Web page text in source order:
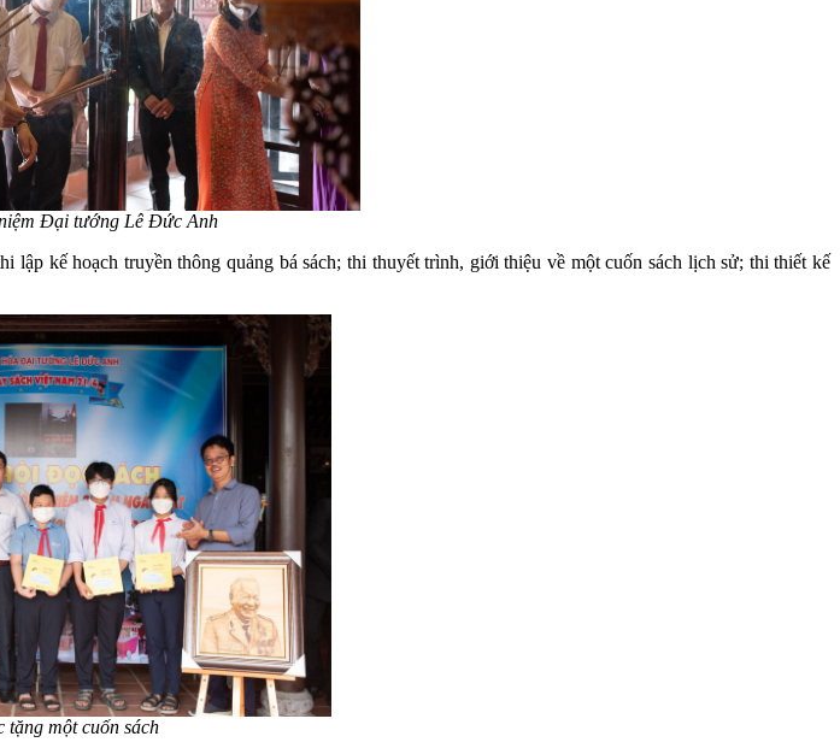
Đại tướng Lê Đức Anh
lập kế hoạch truyền thông quảng bá sách; thi thuyết trình, giới thiệu về một cuốn sách lịch sử; thi thiết kế
tặng một cuốn sách